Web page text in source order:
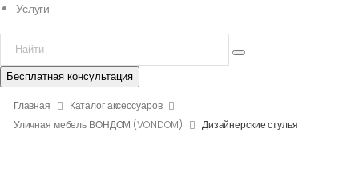
Услуги
Бесплатная консультация
Главная
Каталог аксессуаров
Уличная мебель ВОНДОМ (VONDOM)
Дизайнерские стулья